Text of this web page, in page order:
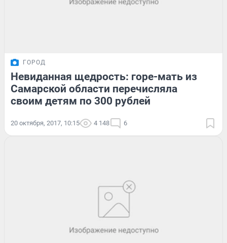
ГОРОД
Невиданная щедрость: горе-мать из
Самарской области перечисляла
своим детям по 300 рублей
20 октября, 2017, 10:15 4 148 6